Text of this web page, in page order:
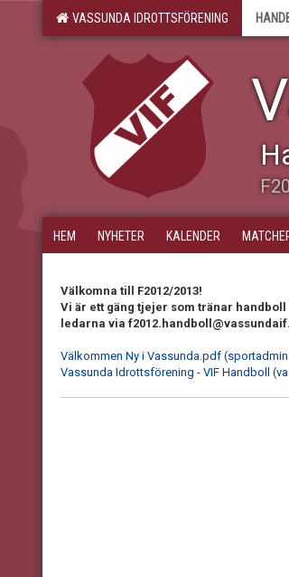
VASSUNDA IDROTTSFÖRENING
HEM NYHETER KALENDER
Välkomna till F2012/2013!
Vi är ett gäng tjejer som tränar
ledarna via
Välkommen Ny i Vassunda.pdf
Vassunda Idrottsförening - VIF Handboll